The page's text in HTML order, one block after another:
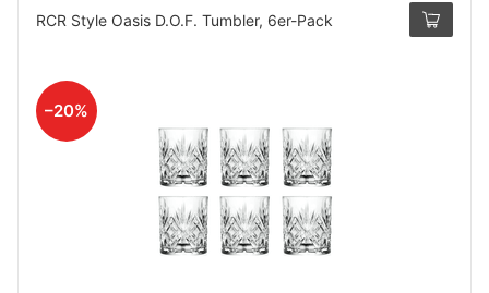
RCR Style Oasis D.O.F. Tumbler, 6er-Pack
–20%